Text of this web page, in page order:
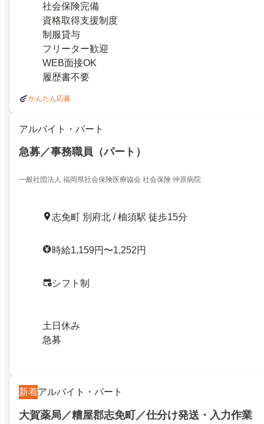
社会保険完備
資格取得支援制度
制服貸与
フリーター歓迎
WEB面接OK
履歴書不要
かんたん応募
アルバイト・パート
急募／事務職員（パート）
一般社団法人 福岡県社会保険医療協会 社会保険 仲原病院
志免町 別府北 / 柚須駅 徒歩15分
時給1,159円〜1,252円
シフト制
土日休み
急募
新着アルバイト・パート
大賀薬局／糟屋郡志免町／仕分け発送・入力作業